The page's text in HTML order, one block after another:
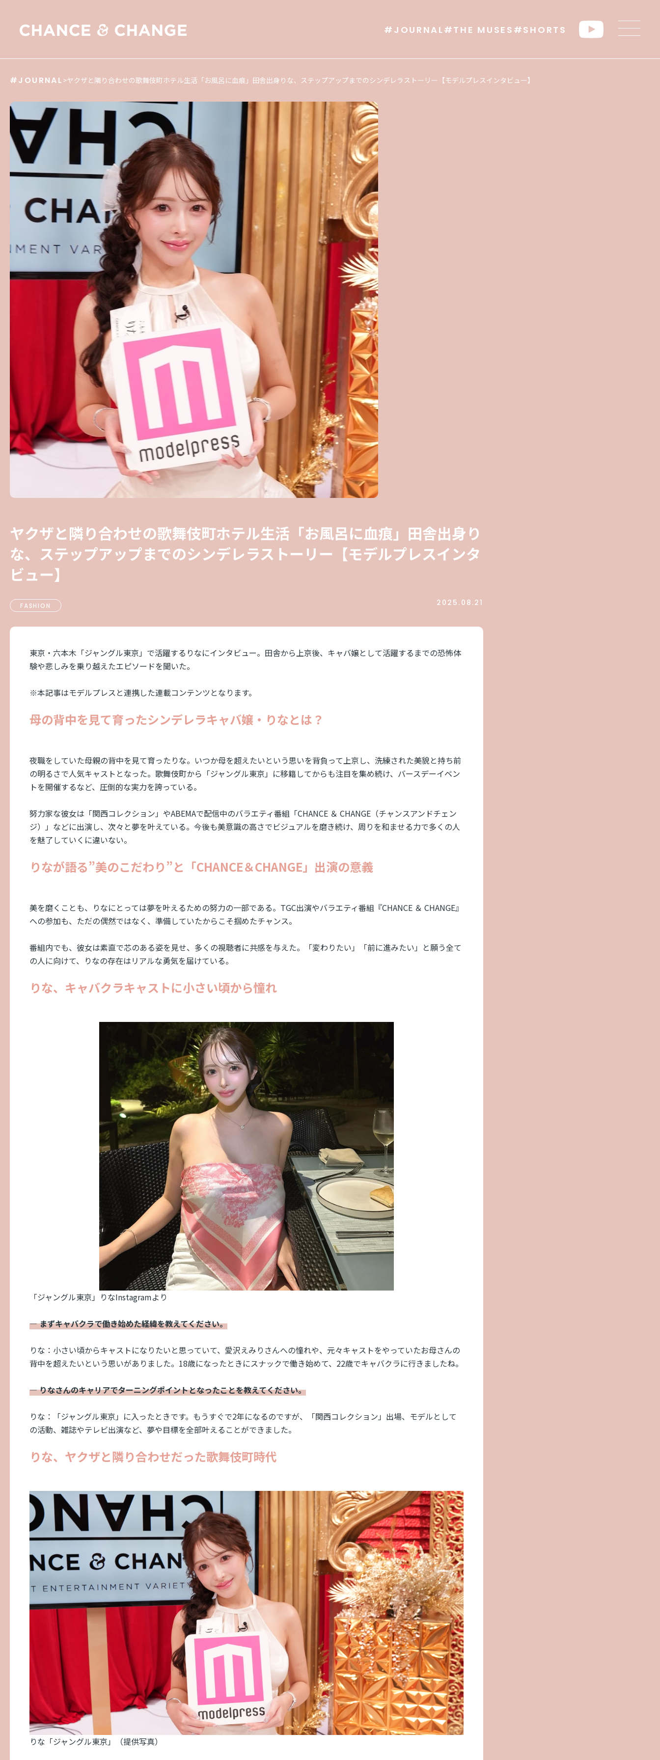
#JOURNAL#THE MUSES #SHORTS
#JOURNAL >ヤクザと隣り合わせの歌舞伎町ホテル生活「お風呂に血痕」田舎出身りな、ステップアップまでのシンデレラストーリー【モデルプレスインタビュー】
ヤクザと隣り合わせの歌舞伎町ホテル生活「お風呂に血痕」田舎出身り
な、ステップアップまでのシンデレラストーリー【モデルプレスインタ
ビュー】
FASHION 2025.08.21
東京・六本木「ジャングル東京」で活躍するりなにインタビュー。田舎から上京後、キャバ嬢として活躍するまでの恐怖体
験や悲しみを乗り越えたエピソードを聞いた。
※本記事はモデルプレスと連携した連載コンテンツとなります。
母の背中を見て育ったシンデレラキャバ嬢・りなとは？
夜職をしていた母親の背中を見て育ったりな。いつか母を超えたいという思いを背負って上京し、洗練された美貌と持ち前
の明るさで人気キャストとなった。歌舞伎町から「ジャングル東京」に移籍してからも注目を集め続け、バースデーイベン
トを開催するなど、圧倒的な実力を誇っている。
努力家な彼女は「関西コレクション」やABEMAで配信中のバラエティ番組「CHANCE ＆ CHANGE（チャンスアンドチェン
ジ）」などに出演し、次々と夢を叶えている。今後も美意識の高さでビジュアルを磨き続け、周りを和ませる力で多くの人
を魅了していくに違いない。
りなが語る”美のこだわり”と「CHANCE＆CHANGE」出演の意義
美を磨くことも、りなにとっては夢を叶えるための努力の一部である。TGC出演やバラエティ番組『CHANCE ＆ CHANGE』
への参加も、ただの偶然ではなく、準備していたからこそ掴めたチャンス。
番組内でも、彼女は素直で芯のある姿を見せ、多くの視聴者に共感を与えた。「変わりたい」「前に進みたい」と願う全て
の人に向けて、りなの存在はリアルな勇気を届けている。
りな、キャバクラキャストに小さい頃から憧れ
「ジャングル東京」りなInstagramより
― まずキャバクラで働き始めた経緯を教えてください。
りな：小さい頃からキャストになりたいと思っていて、愛沢えみりさんへの憧れや、元々キャストをやっていたお母さんの
背中を超えたいという思いがありました。18歳になったときにスナックで働き始めて、22歳でキャバクラに行きましたね。
― りなさんのキャリアでターニングポイントとなったことを教えてください。
りな：「ジャングル東京」に入ったときです。もうすぐで2年になるのですが、「関西コレクション」出場、モデルとして
の活動、雑誌やテレビ出演など、夢や目標を全部叶えることができました。
りな、ヤクザと隣り合わせだった歌舞伎町時代
りな「ジャングル東京」（提供写真）